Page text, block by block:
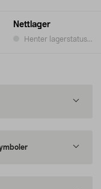
Nettlager
Henter lagerstatus...